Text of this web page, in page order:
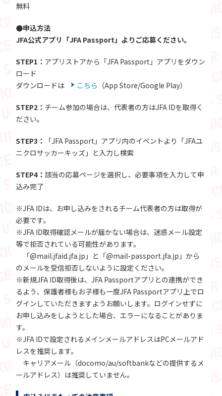
無料
●申込方法
JFA公式アプリ「JFA Passport」よりご応募ください。
STEP1： アプリストアから「JFA Passport」アプリをダウン
ロード
ダウンロードは
こちら （App Store/Google Play）
STEP2： チーム参加の場合は、代表者の方はJFA IDを取得く
ださい。
STEP3：
「JFA Passport」アプリ内のイベントより「JFAユ
ニクロサッカーキッズ」と入力し検索
STEP4： 該当の応募ページを選択し、必要事項を入力して申
込み完了
※JFA IDは、お申し込みをされるチーム代表者の方は取得が
必要です。
※JFA ID取得確認メールが届かない場合は、迷惑メール設定
等で拒否されている可能性があります。
「@mail.jfaid.jfa.jp」と「@mail-passport.jfa.jp」から
のメールを受信拒否しないように設定ください。
※新規JFA ID取得後は、JFA Passportアプリとの連携ができ
るよう、保護者様もお子様も一度JFA Passportアプリ上でロ
グインしていただきますようお願いします。ログインせずに
お申し込みをしようとした場合、エラーになることがありま
す。
※JFA IDで設定されるメインメールアドレスはPCメールアド
レスを推奨します。
キャリアメール（docomo/au/softbankなどの提供するメ
ールアドレス）は推奨していません。